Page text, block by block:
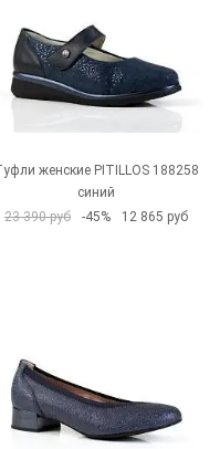
женские PITILLOS 188258
синий
23 390 руб
-45% 12 865 руб